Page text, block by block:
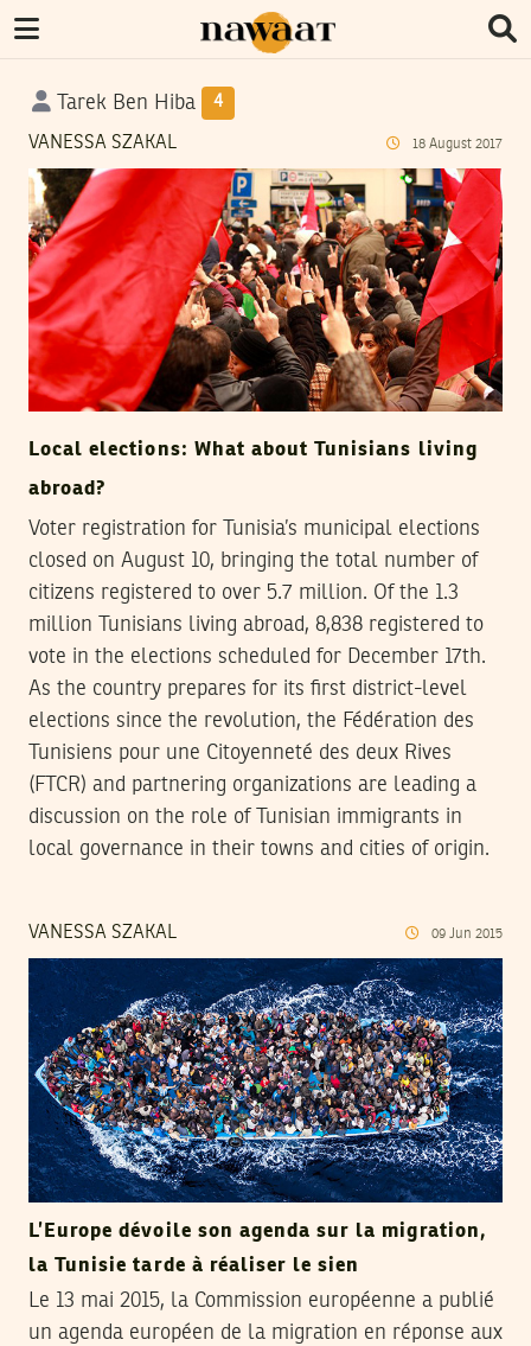
Tarek Ben Hiba 4
VANESSA SZAKAL 18 August 2017
Local elections: What about Tunisians living
abroad?
Voter registration for Tunisia’s municipal elections
closed on August 10, bringing the total number of
citizens registered to over 5.7 million. Of the 1.3
million Tunisians living abroad, 8,838 registered to
vote in the elections scheduled for December 17th.
As the country prepares for its first district-level
elections since the revolution, the Fédération des
Tunisiens pour une Citoyenneté des deux Rives
(FTCR) and partnering organizations are leading a
discussion on the role of Tunisian immigrants in
local governance in their towns and cities of origin.
VANESSA SZAKAL 09 Jun 2015
L’Europe dévoile son agenda sur la migration,
la Tunisie tarde à réaliser le sien
Le 13 mai 2015, la Commission européenne a publié
un agenda européen de la migration en réponse aux